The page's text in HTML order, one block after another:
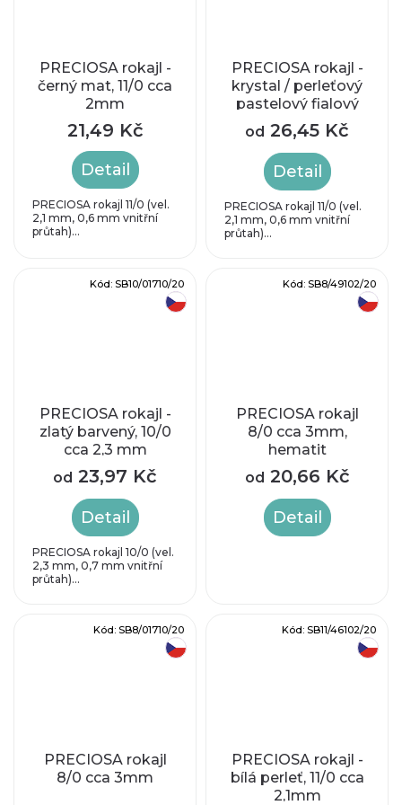
PRECIOSA rokajl -
černý mat, 11/0 cca
2mm
21,49 Kč
Detail
PRECIOSA rokajl 11/0 (vel.
2,1 mm, 0,6 mm vnitřní
průtah)...
PRECIOSA rokajl -
krystal / perleťový
pastelový fialový
průtah, 11/0 cca
2,1mm
od 26,45 Kč
Detail
PRECIOSA rokajl 11/0 (vel.
2,1 mm, 0,6 mm vnitřní
průtah)...
PRECIOSA rokajl -
zlatý barvený, 10/0
cca 2,3 mm
od 23,97 Kč
Detail
PRECIOSA rokajl 10/0 (vel.
2,3 mm, 0,7 mm vnitřní
průtah)...
Kód: SB10/01710/20
PRECIOSA rokajl
8/0 cca 3mm,
hematit
od 20,66 Kč
Detail
Kód: SB8/49102/20
PRECIOSA rokajl
8/0 cca 3mm
Kód: SB8/01710/20
PRECIOSA rokajl -
bílá perleť, 11/0 cca
2,1mm
Kód: SB11/46102/20